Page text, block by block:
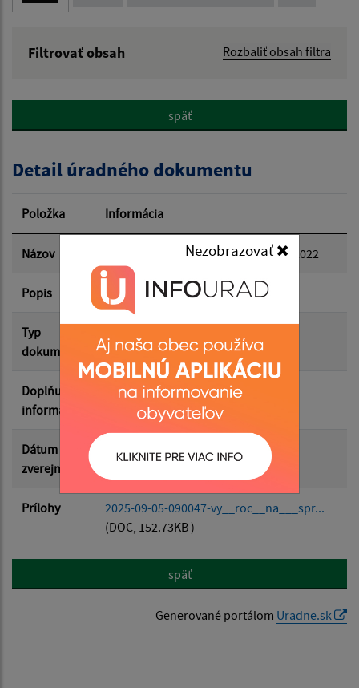
Nezobrazovať
Filtrovať obsah Rozbaliť obsah filtra
Popis:
Dátum zverejnenia od:
Dátum zverejnenia do:
Filtrovať
späť
Detail úradného dokumentu
Položka Informácia
Názov Individuálna výročná správa za rok 2022
Popis
Typ
dokumentu
Doplňujúce
informácie
Dátum
zverejnenia
05.09.2025
Prílohy
2025-09-05-090047-vy__roc__na___spr...
(DOC, 152.73KB )
späť
Generované portálom Uradne.sk